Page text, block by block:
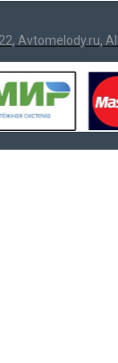
Avtomelody.ru,